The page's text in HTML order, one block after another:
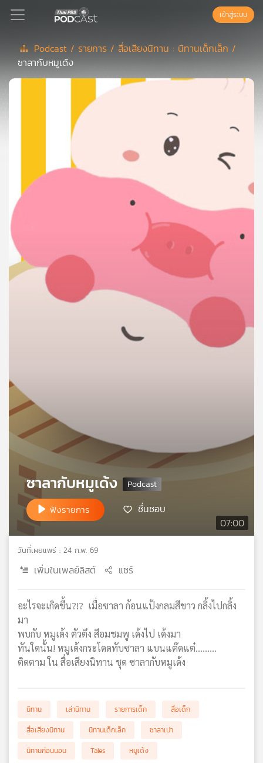
Podcast
เพล
ย์
ลิ
สต์
ของ
คุณ
ข่าว
และ
กิจกรรม
เกี่ยว
เรา
ข่าย
วิทยุ
เอส
แผนที่
เข้าสู่ระบบ
Podcast / รายการ /สื่อเสียงนิทาน : นิทานเด็กเล็ก /
ซาลากับหมูเด้ง
07:00
ซาลากับหมูเด้ง
ฟังรายการ ชื่นชอบ
วันที่เผยแพร่ : 24 ก.พ. 69
เพิ่มในเพลย์ลิสต์ แชร์
อะไรจะเกิดขึ้น?!? เมื่อซาลา ก้อนแป้งกลมสีขาว กลิ้งไปกลิ้ง
มา
พบกับ หมูเด้ง ตัวตึง สีอมชมพู เด้งไป เด้งมา
ทันใดนั้น! หมูเด้งกระโดดทับซาลา แบนแต๊ดแต๋.........
ติดตาม ใน สื่อเสียงนิทาน ชุด ซาลากับหมูเด้ง
นิทาน เล่านิทาน รายการเด็ก
สื่อเด็ก
สื่อเสียงนิทาน
นิทานเด็กเล็ก
ซาลาเปา
นิทานก่อนนอน
Tales หมูเด้ง